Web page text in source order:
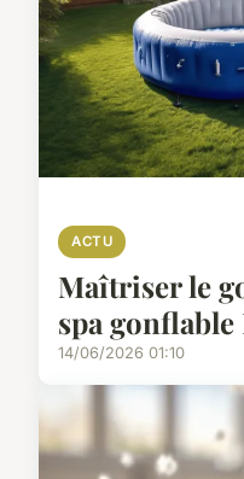
ACTU
Maîtriser le
spa
14/06/2026 01:10